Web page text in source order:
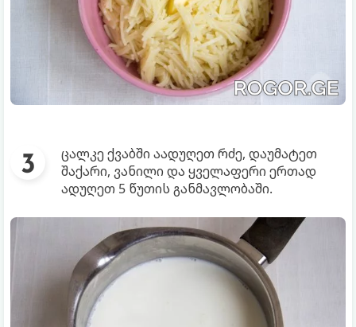
ცალკე ქვაბში აადუღეთ რძე, დაუმატეთ
შაქარი, ვანილი და ყველაფერი ერთად
ადუღეთ 5 წუთის განმავლობაში.